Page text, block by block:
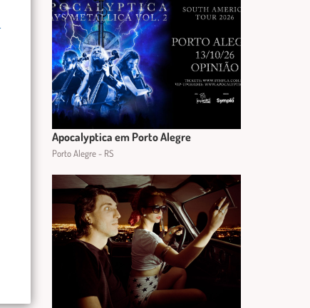
Apocalyptica em Porto Alegre
Porto Alegre - RS